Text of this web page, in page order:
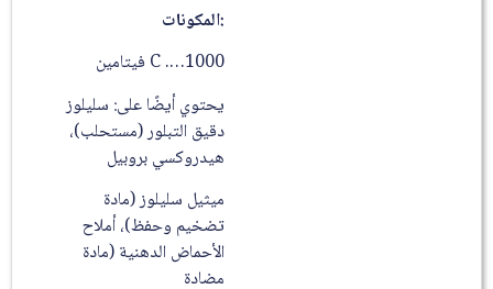
:المكونات
يحتوي أیضًا على: سلیلوز
دقیق التبلور (مستحلب)،
ھیدروكسي بروبیل
میثیل سلیلوز (مادة
تضخیم وحفظ)، أملاح
الأحماض الدھنیة (مادة